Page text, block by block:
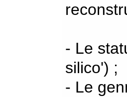
- Le
silico') ;
- Le